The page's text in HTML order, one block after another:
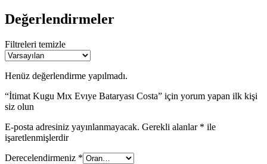
Değerlendirmeler
Filtreleri temizle
Henüz değerlendirme yapılmadı.
“İtimat Kugu Mıx Evıye Bataryası Costa” için yorum yapan ilk kişi
siz olun
E-posta adresiniz yayınlanmayacak. Gerekli alanlar * ile
işaretlenmişlerdir
Derecelendirmeniz *